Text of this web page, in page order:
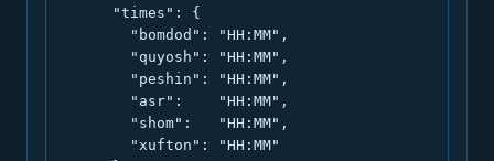
      "times": {
        "bomdod": "HH:MM",
        "quyosh": "HH:MM",
        "peshin": "HH:MM",
        "asr":    "HH:MM",
        "shom":   "HH:MM",
        "xufton": "HH:MM"